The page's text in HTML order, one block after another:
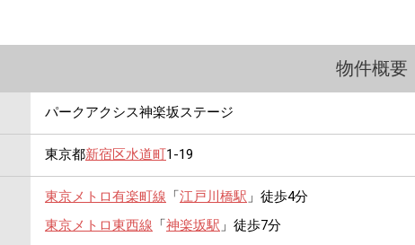
物件概要
パークアクシス神楽坂ステージ
東京都新宿区水道町1-19
東京メトロ有楽町線 「 江戸川橋駅 」徒歩4分
東京メトロ東西線 「 神楽坂駅 」徒歩7分